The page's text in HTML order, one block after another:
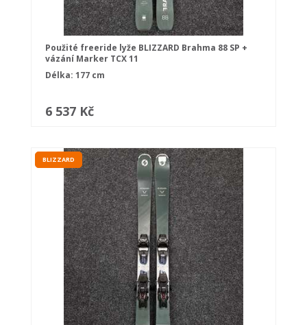
Použité freeride lyže BLIZZARD Brahma 88 SP +
vázání Marker TCX 11
Délka: 177 cm
6 537 Kč
BLIZZARD